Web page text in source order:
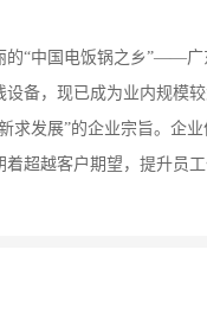
“中国电饭锅之乡”——广
备，现已成为业内规模
求发展”的企业宗旨。企
超越客户期望，提升员